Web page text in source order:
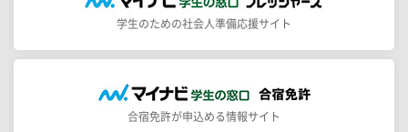
学生のための社会人準備応援サイト
合宿免許が申込める情報サイト